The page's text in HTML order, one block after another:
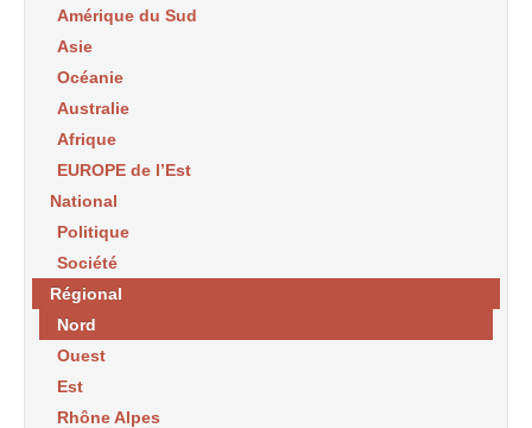
Amérique du Sud
Asie
Océanie
Australie
Afrique
EUROPE de l’Est
National
Politique
Société
Régional
Nord
Ouest
Est
Rhône Alpes